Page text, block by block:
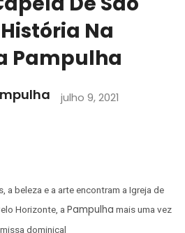
Na
Pampulha
julho 9, 2021
beleza e a arte encontram a Igreja de
Horizonte, a Pampulha mais uma vez
dominical